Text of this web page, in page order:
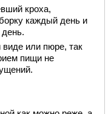
кроха,
каждый день и
день.
или пюре, так
пищи не